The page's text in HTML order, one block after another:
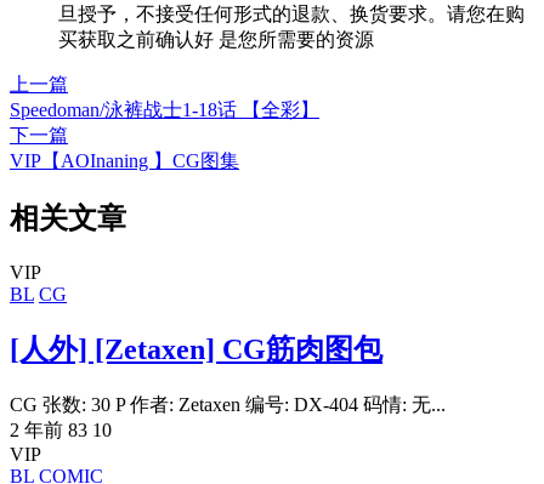
旦授予，不接受任何形式的退款、换货要求。请您在购
买获取之前确认好 是您所需要的资源
上一篇
Speedoman/泳裤战士1-18话 【全彩】
下一篇
VIP【AOInaning 】CG图集
相关文章
VIP
BL CG
[人外] [Zetaxen] CG筋肉图包
CG 张数: 30 P 作者: Zetaxen 编号: DX-404 码情: 无...
2 年前 83 10
VIP
BL COMIC